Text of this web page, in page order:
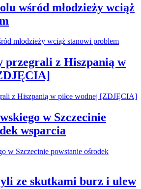
wśród młodzieży wciąż
przegrali z Hiszpanią w
w Szczecinie
wsparcia
ze skutkami burz i ulew